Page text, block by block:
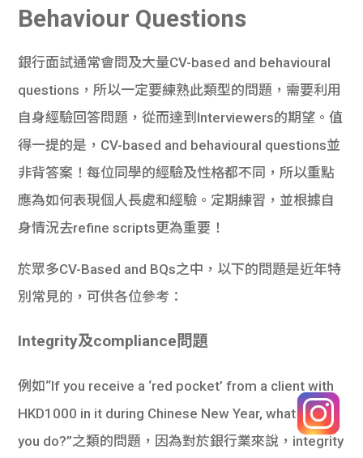
Behaviour Questions
銀行面試通常會問及大量CV-based and behavioural
questions，所以一定要練熟此類型的問題，需要利用
自身經驗回答問題，從而達到Interviewers的期望。值
得一提的是，CV-based and behavioural questions並
非背答案！每位同學的經驗及性格都不同，所以重點
應為如何表現個人長處和經驗。定期練習，並根據自
身情況去refine scripts更為重要！
於眾多CV-Based and BQs之中，以下的問題是近年特
別常見的，可供各位參考：
Integrity及compliance問題
例如“If you receive a ‘red pocket’ from a client with
HKD1000 in it during Chinese New Year, what would
you do?”之類的問題，因為對於銀行業來說，integrity